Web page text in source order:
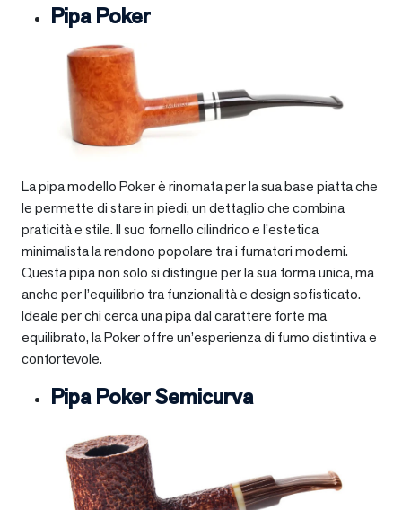
Pipa Poker
La pipa modello Poker è rinomata per la sua base piatta che
le permette di stare in piedi, un dettaglio che combina
praticità e stile. Il suo fornello cilindrico e l’estetica
minimalista la rendono popolare tra i fumatori moderni.
Questa pipa non solo si distingue per la sua forma unica, ma
anche per l’equilibrio tra funzionalità e design sofisticato.
Ideale per chi cerca una pipa dal carattere forte ma
equilibrato, la Poker offre un’esperienza di fumo distintiva e
confortevole.
Pipa Poker Semicurva